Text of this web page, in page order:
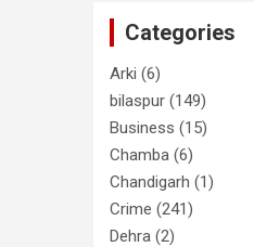
Categories
Arki (6)
bilaspur (149)
Business (15)
Chamba (6)
Chandigarh (1)
Crime (241)
Dehra (2)